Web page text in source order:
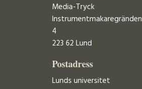
Media-Tryck
Instrumentmakaregränden
4
223 62 Lund
Postadress
Lunds universitet